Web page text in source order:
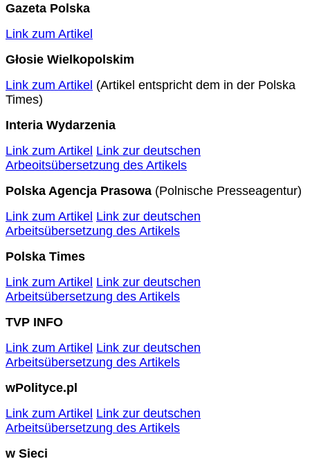
Gazeta Polska
Link zum Artikel
Głosie Wielkopolskim
Link zum Artikel (Artikel entspricht dem in der Polska
Times)
Interia Wydarzenia
Link zum Artikel Link zur deutschen
Arbeoitsübersetzung des Artikels
Polska Agencja Prasowa (Polnische Presseagentur)
Link zum Artikel Link zur deutschen
Arbeitsübersetzung des Artikels
Polska Times
Link zum Artikel Link zur deutschen
Arbeitsübersetzung des Artikels
TVP INFO
Link zum Artikel Link zur deutschen
Arbeitsübersetzung des Artikels
wPolityce.pl
Link zum Artikel Link zur deutschen
Arbeitsübersetzung des Artikels
w Sieci